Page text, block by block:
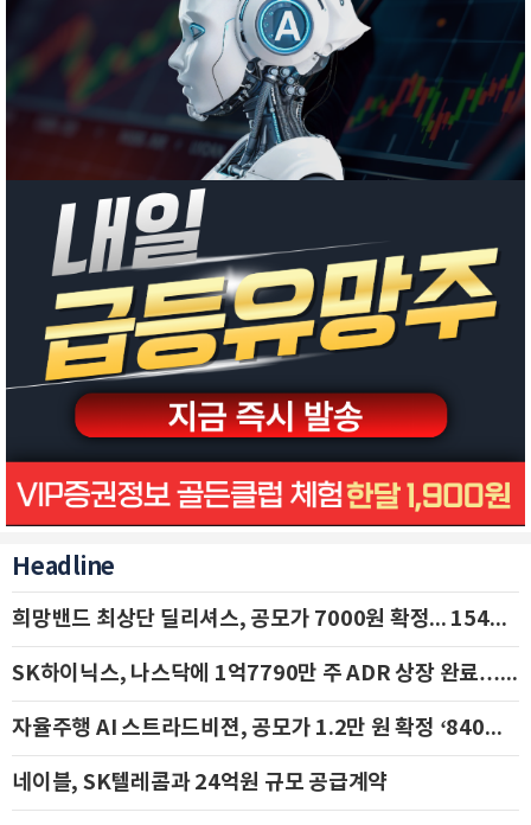
Headline
희망밴드 최상단 딜리셔스, 공모가 7000원 확정... 154억 규모 IPO 돌입
SK하이닉스, 나스닥에 1억7790만 주 ADR 상장 완료…29일 국내 추가 상장
자율주행 AI 스트라드비젼, 공모가 1.2만 원 확정 ‘840억 수혈’
네이블, SK텔레콤과 24억원 규모 공급계약